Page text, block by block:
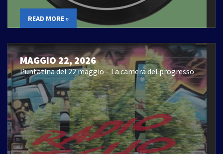
READ MORE »
MAGGIO 22, 2026
Puntatina del 22 maggio – La camera del progresso